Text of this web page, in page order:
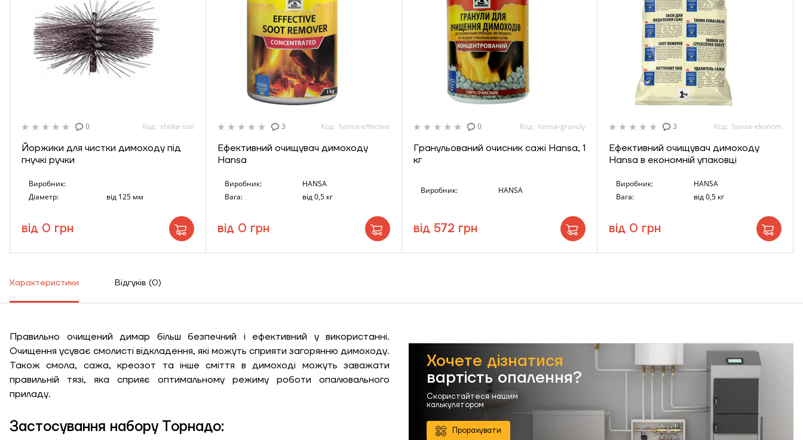
0 Код: shitka-stal
Йоржики для чистки димоходу під
гнучкі ручки
Виробник:
Діаметр:
від 125 мм
від 0 грн
3 Код: hansa-effective
Ефективний очищувач димоходу
Hansa
Виробник:
HANSA
Вага:
від 0,5 кг
від 0 грн
0 Код: hansa-granuly
Гранульований очисник сажі Hansa, 1
кг
Виробник: HANSA
від 572 грн
3 Код: hansa-ekonom
Ефективний очищувач димоходу
Hansa в економній упаковці
Виробник:
HANSA
Вага:
від 0,5 кг
від 0 грн
Характеристики Відгуків (0)
Правильно очищений димар більш безпечний і ефективний у використанні.
Очищення усуває смолисті відкладення, які можуть сприяти загорянню димоходу.
Також смола, сажа, креозот та інше сміття в димоході можуть заважати
правильній тязі, яка сприяє оптимальному режиму роботи опалювального
приладу.
Застосування набору Торнадо:
Хочете дізнатися
вартість опалення?
Скористайтеся нашим
калькулятором
Прорахувати
Висота, м
Замовити
Зворотній дзвінок
ЗАМОВИТИ ПОСЛУГУ МОНТАЖУ